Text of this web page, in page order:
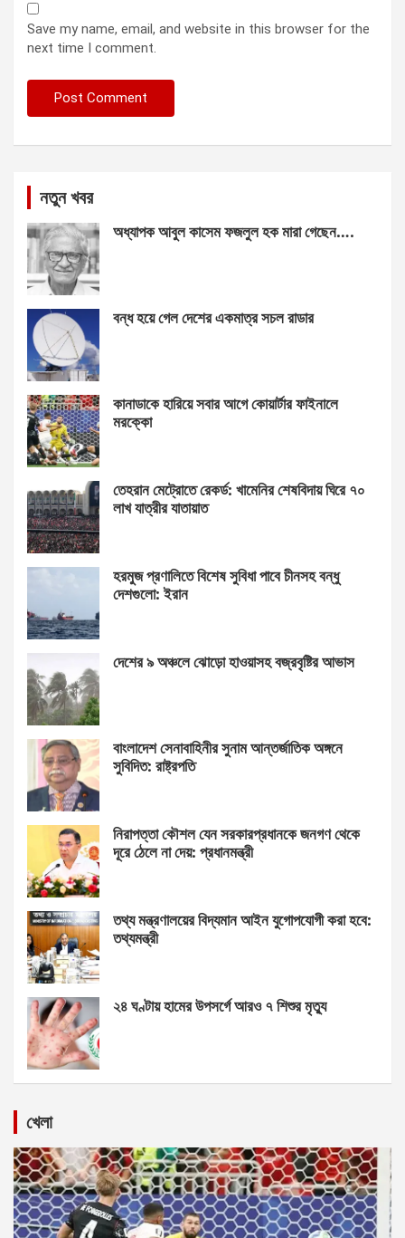
Save my name, email, and website in this browser for the
next time I comment.
নতুন খবর
অধ্যাপক আবুল কাসেম ফজলুল হক মারা গেছেন….
বন্ধ হয়ে গেল দেশের একমাত্র সচল রাডার
কানাডাকে হারিয়ে সবার আগে কোয়ার্টার ফাইনালে
মরক্কো
তেহরান মেট্রোতে রেকর্ড: খামেনির শেষবিদায় ঘিরে ৭০
লাখ যাত্রীর যাতায়াত
হরমুজ প্রণালিতে বিশেষ সুবিধা পাবে চীনসহ বন্ধু
দেশগুলো: ইরান
দেশের ৯ অঞ্চলে ঝোড়ো হাওয়াসহ বজ্রবৃষ্টির আভাস
বাংলাদেশ সেনাবাহিনীর সুনাম আন্তর্জাতিক অঙ্গনে
সুবিদিত: রাষ্ট্রপতি
নিরাপত্তা কৌশল যেন সরকারপ্রধানকে জনগণ থেকে
দূরে ঠেলে না দেয়: প্রধানমন্ত্রী
তথ্য মন্ত্রণালয়ের বিদ্যমান আইন যুগোপযোগী করা হবে:
তথ্যমন্ত্রী
২৪ ঘণ্টায় হামের উপসর্গে আরও ৭ শিশুর মৃত্যু
খেলা